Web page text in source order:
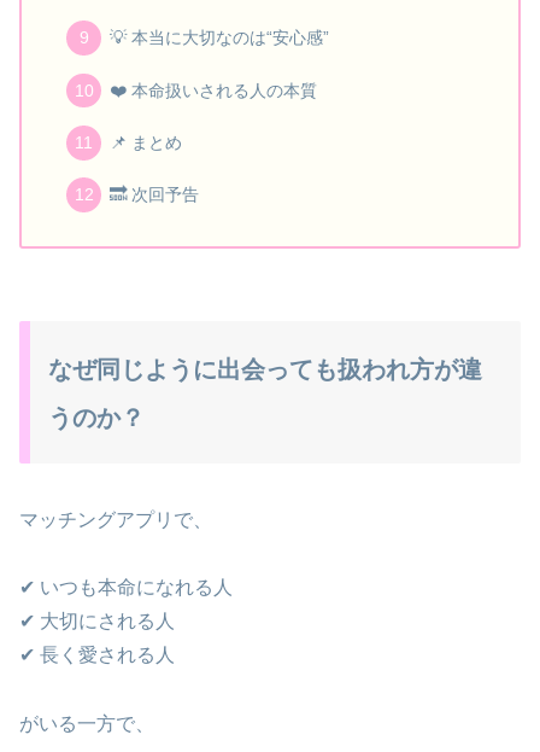
💡 本当に大切なのは“安心感”
❤️ 本命扱いされる人の本質
📌 まとめ
🔜 次回予告
なぜ同じように出会っても扱われ方が違
うのか？
マッチングアプリで、
✔ いつも本命になれる人
✔ 大切にされる人
✔ 長く愛される人
がいる一方で、